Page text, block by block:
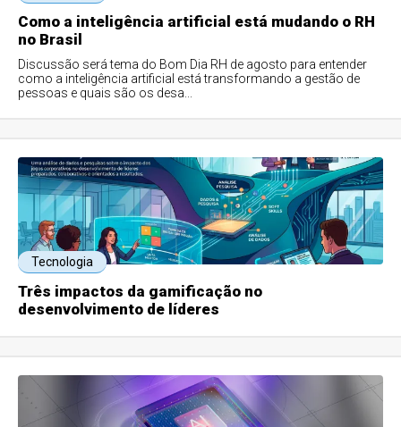
Como a inteligência artificial está mudando o RH
no Brasil
Discussão será tema do Bom Dia RH de agosto para entender
como a inteligência artificial está transformando a gestão de
pessoas e quais são os desa...
Tecnologia
Três impactos da gamificação no
desenvolvimento de líderes